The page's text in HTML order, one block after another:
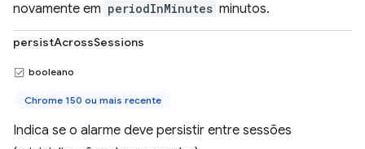
novamente em periodInMinutes minutos.
persistAcrossSessions
booleano
Chrome 150 ou mais recente
Indica se o alarme deve persistir entre sessões